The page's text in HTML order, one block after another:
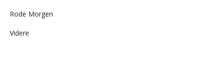
Rode Morgen
Videre